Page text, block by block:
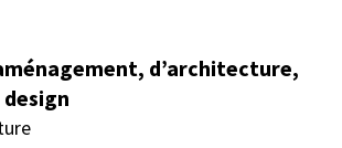
d’architecture,